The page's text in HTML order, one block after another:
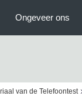
Ongeveer ons
van de Telefoontest